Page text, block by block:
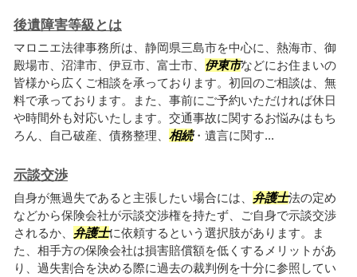
後遺障害等級とは
マロニエ法律事務所は、静岡県三島市を中心に、熱海市、御
殿場市、沼津市、伊豆市、富士市、 伊東市などにお住まいの
皆様から広くご相談を承っております。初回のご相談は、無
料で承っております。また、事前にご予約いただければ休日
や時間外も対応いたします。交通事故に関するお悩みはもち
ろん、自己破産、債務整理、 相続・遺言に関す...
示談交渉
自身が無過失であると主張したい場合には、 弁護士法の定め
などから保険会社が示談交渉権を持たず、ご自身で示談交渉
されるか、 弁護士に依頼するという選択肢があります。ま
た、相手方の保険会社は損害賠償額を低くするメリットがあ
り、過失割合を決める際に過去の裁判例を十分に参照してい